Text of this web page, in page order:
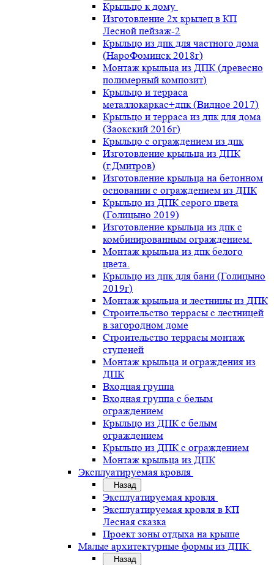
Крыльцо к дому
Изготовление 2х крылец в КП
Лесной пейзаж-2
Крыльцо из дпк для частного дома
(НароФоминск 2018г)
Монтаж крыльца из ДПК (древесно
полимерный композит)
Крыльцо и терраса
металлокаркас+дпк (Видное 2017)
Крыльцо и терраса из дпк для дома
(Заокский 2016г)
Крыльцо с ограждением из дпк
Изготовление крыльца из ДПК
(г.Дмитров)
Изготовление крыльца на бетонном
основании с ограждением из ДПК
Крыльцо из ДПК серого цвета
(Голицыно 2019)
Изготовление крыльца из дпк с
комбинированным ограждением.
Монтаж крыльца из дпк белого
цвета.
Крыльцо из дпк для бани (Голицыно
2019г)
Монтаж крыльца и лестницы из ДПК
Строительство террасы с лестницей
в загородном доме
Строительство террасы монтаж
ступеней
Монтаж крыльца и ограждения из
ДПК
Входная группа
Входная группа с белым
ограждением
Крыльцо из ДПК с белым
ограждением
Крыльцо из ДПК с ограждением
Монтаж крыльца из ДПК
Эксплуатируемая кровля
Назад
Эксплуатируемая кровля
Эксплуатируемая кровля в КП
Лесная сказка
Проект зоны отдыха на крыше
Малые архитектурные формы из ДПК
Назад